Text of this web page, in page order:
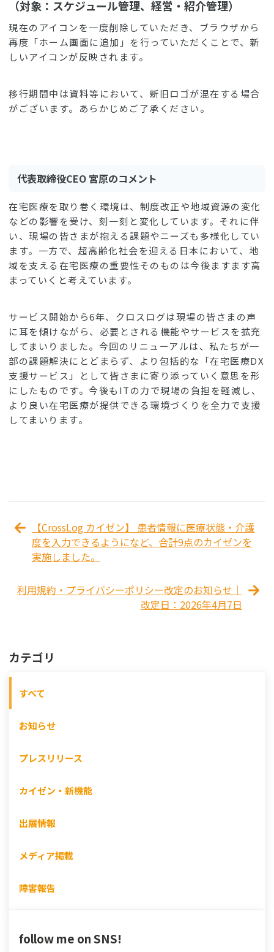
（対象：スケジュール管理、経営・紹介管理）
現在のアイコンを一度削除していただき、ブラウザから
再度「ホーム画面に追加」を行っていただくことで、新
しいアイコンが反映されます。
移行期間中は資料等において、新旧ロゴが混在する場合
がございます。あらかじめご了承ください。
代表取締役CEO 宮原のコメント
在宅医療を取り巻く環境は、制度改正や地域資源の変化
などの影響を受け、刻一刻と変化しています。それに伴
い、現場の皆さまが抱える課題やニーズも多様化してい
ます。一方で、超高齢化社会を迎える日本において、地
域を支える在宅医療の重要性そのものは今後ますます高
まっていくと考えています。
サービス開始から6年、クロスログは現場の皆さまの声
に耳を傾けながら、必要とされる機能やサービスを拡充
してまいりました。今回のリニューアルは、私たちが一
部の課題解決にとどまらず、より包括的な「在宅医療DX
支援サービス」として皆さまに寄り添っていく意思を形
にしたものです。今後もITの力で現場の負担を軽減し、
より良い在宅医療が提供できる環境づくりを全力で支援
してまいります。
【CrossLog カイゼン】 患者情報に医療状態・介護
度を入力できるようになど、合計9点のカイゼンを
実施しました。
利用規約・プライバシーポリシー改定のお知らせ｜
改定日：2026年4月7日
カテゴリ
すべて
お知らせ
プレスリリース
カイゼン・新機能
出展情報
メディア掲載
障害報告
follow me on SNS!